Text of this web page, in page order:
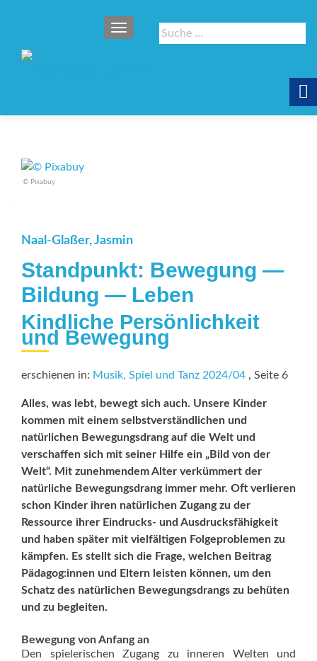
Suche
nach:
SCHALTE NAVIGATION
© Pixabuy
Naal-Glaßer, Jasmin
Standpunkt: Bewegung —
Bildung — Leben
Kindliche Persönlichkeit
und Bewegung
erschienen in: Musik, Spiel und Tanz 2024/04 , Seite 6
Alles, was lebt, bewegt sich auch. Unsere Kinder
kommen mit einem selbstverständlichen und
natürlichen Bewegungsdrang auf die Welt und
verschaffen sich mit seiner Hilfe ein „Bild von der
Welt“. Mit zunehmendem Alter verkümmert der
natürliche Bewegungsdrang immer mehr. Oft verlieren
schon Kinder ihren natürlichen Zugang zu der
Ressource ihrer Eindrucks- und Ausdrucksfähigkeit
und haben später mit vielfältigen Folgeproblemen zu
kämpfen. Es stellt sich die Frage, welchen Beitrag
Pädagog:innen und Eltern leisten können, um den
Schatz des natürlichen Bewegungsdrangs zu behüten
und zu begleiten.
Bewegung von Anfang an
Den spielerischen Zugang zu inneren Welten und